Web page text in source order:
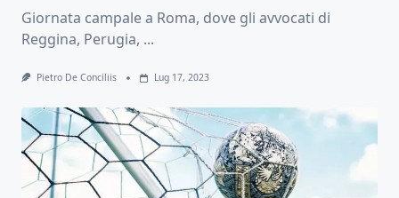
Giornata campale a Roma, dove gli avvocati di
Reggina, Perugia, ...
Pietro De Conciliis Lug 17, 2023